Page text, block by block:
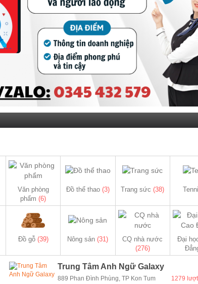
Văn phòng
phẩm(6)
Đồ gỗ (39)
Đồ thể thao (3)
Nông sản(31)
Trang sức(38)
CQ nhà nước
(276)
Đại
Trung Tâm Anh Ngữ Galaxy
889 Phan Đình Phùng, TP Kon Tum 1279